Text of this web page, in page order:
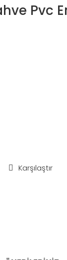
Pvc
Karşılaştır